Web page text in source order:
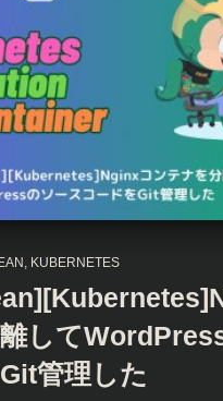
KUBERNETES
して
管理した